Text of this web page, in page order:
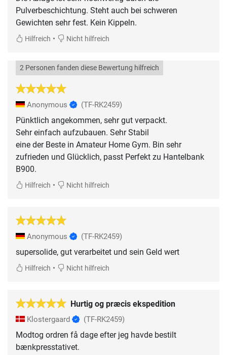
Pulverbeschichtung. Steht auch bei schweren
Gewichten sehr fest. Kein Kippeln.
Hilfreich • Nicht hilfreich
2 Personen fanden diese Bewertung hilfreich
Anonymous (TF-RK2459)
Pünktlich angekommen, sehr gut verpackt.
Sehr einfach aufzubauen. Sehr Stabil
eine der Beste in Amateur Home Gym. Bin sehr
zufrieden und Glücklich, passt Perfekt zu Hantelbank
B900.
Hilfreich • Nicht hilfreich
Anonymous (TF-RK2459)
supersolide, gut verarbeitet und sein Geld wert
Hilfreich • Nicht hilfreich
Hurtig og præcis ekspedition
Klostergaard (TF-RK2459)
Modtog ordren få dage efter jeg havde bestilt
bænkpresstativet.